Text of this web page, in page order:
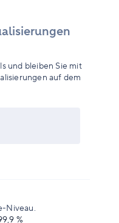
und bleiben Sie mit
auf dem
Niveau.
%